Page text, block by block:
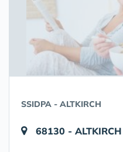
SSIDPA - ALTKIRCH
68130 - ALTKIRCH